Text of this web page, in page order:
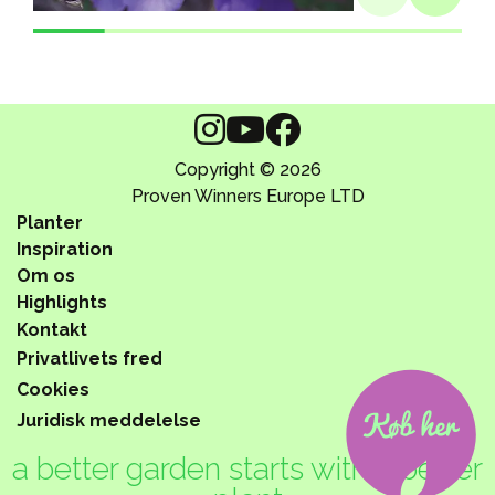
Copyright © 2026
Proven Winners Europe LTD
Planter
Inspiration
Om os
Privatlivets fred
Cookies
Juridisk meddelelse
Highlights
Kontakt
a better garden starts with a better